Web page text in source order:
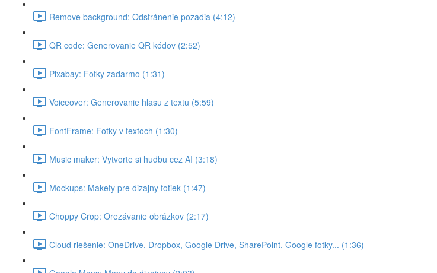
Remove background: Odstránenie pozadia (4:12)
QR code: Generovanie QR kódov (2:52)
Pixabay: Fotky zadarmo (1:31)
Voiceover: Generovanie hlasu z textu (5:59)
FontFrame: Fotky v textoch (1:30)
Music maker: Vytvorte si hudbu cez AI (3:18)
Mockups: Makety pre dizajny fotiek (1:47)
Choppy Crop: Orezávanie obrázkov (2:17)
Cloud riešenie: OneDrive, Dropbox, Google Drive, SharePoint, Google fotky... (1:36)